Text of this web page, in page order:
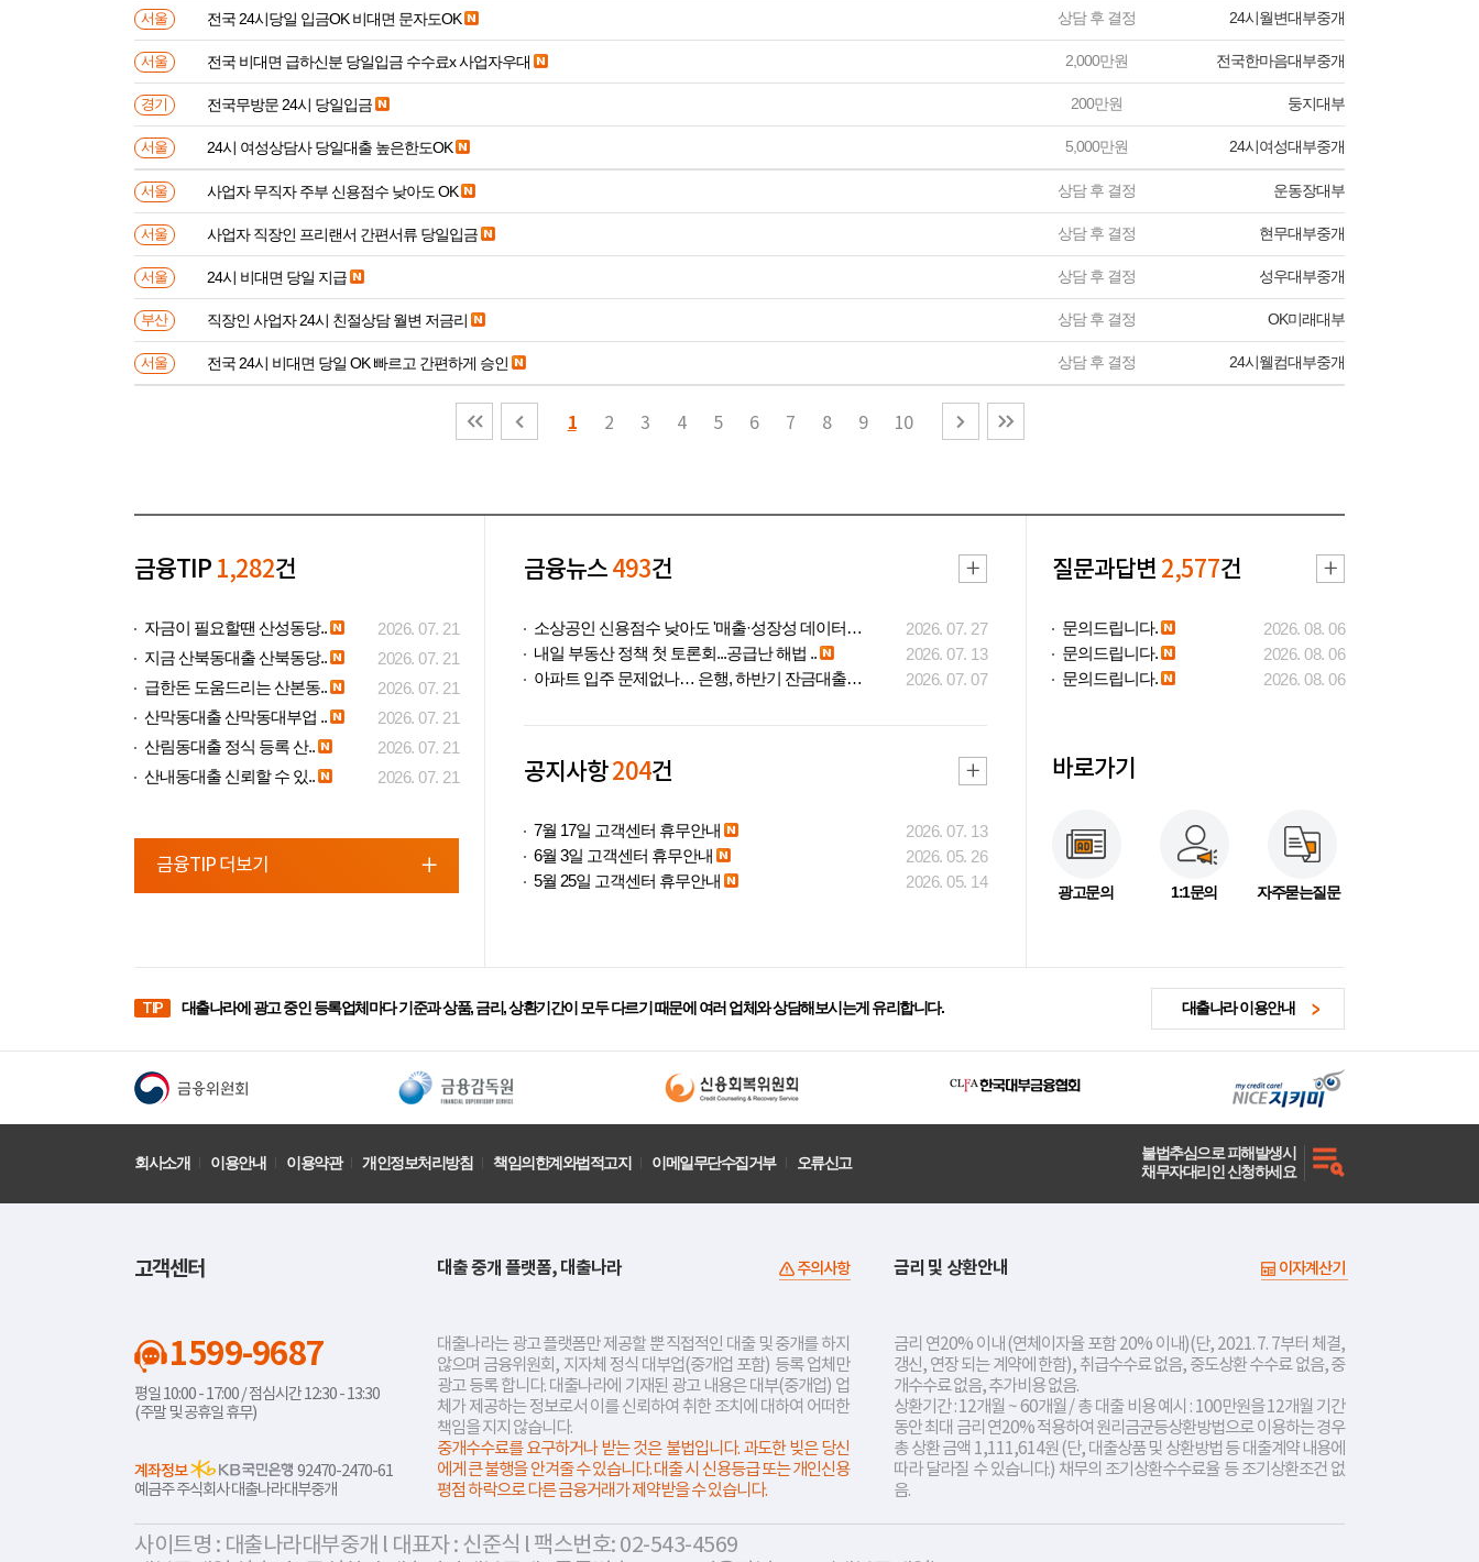
서울 전국 24시당일 입금OK 비대면 문자도OK 상담 후 결정 24시월변대부중개
서울 전국 비대면 급하신분 당일입금 수수료x 사업자우대 2,000만원 전국한마음대부중개
경기 전국무방문 24시 당일입금 200만원 둥지대부
서울 24시 여성상담사 당일대출 높은한도OK 5,000만원 24시여성대부중개
서울 사업자 무직자 주부 신용점수 낮아도 OK 상담 후 결정 운동장대부
서울 사업자 직장인 프리랜서 간편서류 당일입금 상담 후 결정 현무대부중개
서울 24시 비대면 당일 지급 상담 후 결정 성우대부중개
부산 직장인 사업자 24시 친절상담 월변 저금리 상담 후 결정 OK미래대부
서울 전국 24시 비대면 당일 OK 빠르고 간편하게 승인 상담 후 결정 24시웰컴대부중개
1 2 3 4 5 6 7 8 9 10
금융TIP 1,282건
자금이 필요할땐 산성동당..
2026. 07. 21
지금 산북동대출 산북동당..
2026. 07. 21
급한돈 도움드리는 산본동..
2026. 07. 21
산막동대출 산막동대부업 ..
2026. 07. 21
산림동대출 정식 등록 산..
2026. 07. 21
산내동대출 신뢰할 수 있..
2026. 07. 21
금융TIP 더보기
금융뉴스493건
소상공인 신용점수 낮아도 '매출·성장성 데이터..
2026. 07. 27
내일 부동산 정책 첫 토론회...공급난 해법 ..
2026. 07. 13
아파트 입주 문제없나… 은행, 하반기 잔금대출..
2026. 07. 07
공지사항204건
7월 17일 고객센터 휴무안내
2026. 07. 13
6월 3일 고객센터 휴무안내
2026. 05. 26
5월 25일 고객센터 휴무안내
2026. 05. 14
질문과답변 2,577건
문의드립니다.
2026. 08. 06
문의드립니다.
2026. 08. 06
문의드립니다.
2026. 08. 06
바로가기
광고문의 1:1문의 자주묻는질문
TIP 대출나라에 광고 중인 등록업체마다 기준과 상품, 금리, 상환기간이 모두 다르기 때문에 여러 업체와 상담해보시는게 유리합니다. 대출나라 이용안내
회사소개 이용안내 이용약관 개인정보처리방침 책임의한계와법적고지 이메일무단수집거부 오류신고
불법추심으로 피해발생시
채무자대리인 신청하세요
고객센터
1599-9687
평일 10:00 - 17:00 / 점심시간 12:30 - 13:30
(주말 및 공휴일 휴무)
계좌정보
92470-2470-61
예금주 주식회사 대출나라대부중개
대출 중개 플랫폼, 대출나라 주의사항
대출나라는 광고 플랫폼만 제공할 뿐 직접적인 대출 및 중개를 하지
않으며 금융위원회, 지자체 정식 대부업(중개업 포함) 등록 업체만
광고 등록 합니다. 대출나라에 기재된 광고 내용은 대부(중개업) 업
체가 제공하는 정보로서 이를 신뢰하여 취한 조치에 대하여 어떠한
책임을 지지 않습니다.
중개수수료를 요구하거나 받는 것은 불법입니다. 과도한 빚은 당신
에게 큰 불행을 안겨줄 수 있습니다. 대출 시 신용등급 또는 개인신용
평점 하락으로 다른 금융거래가 제약받을 수 있습니다.
금리 및 상환안내 이자계산기
금리 연20% 이내 (연체이자율 포함 20% 이내)(단, 2021. 7. 7부터 체결,
갱신, 연장 되는 계약에 한함), 취급수수료 없음, 중도상환 수수료 없음, 중
개수수료 없음, 추가비용 없음.
상환기간 : 12개월 ~ 60개월 / 총 대출 비용 예시 : 100만원을 12개월 기간
동안 최대 금리 연20% 적용하여 원리금균등상환방법으로 이용하는 경우
총 상환 금액 1,111,614원 (단, 대출상품 및 상환방법 등 대출계약 내용에
따라 달라질 수 있습니다.) 채무의 조기상환수수료율 등 조기상환조건 없
음.
사이트명 : 대출나라대부중개 l 대표자 : 신준식 l 팩스번호: 02-543-4569